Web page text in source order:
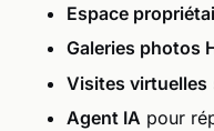
Espace
Galeries photos
Visites virtuelles
Agent IA pour